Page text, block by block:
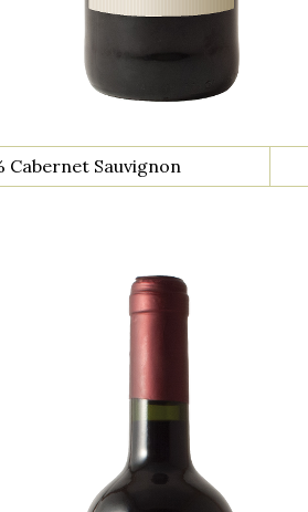
Cabernet Sauvignon